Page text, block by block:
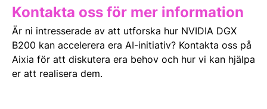
Kontakta oss för mer information
Är ni intresserade av att utforska hur NVIDIA DGX
B200 kan accelerera era AI-initiativ? Kontakta oss på
Aixia för att diskutera era behov och hur vi kan hjälpa
er att realisera dem.